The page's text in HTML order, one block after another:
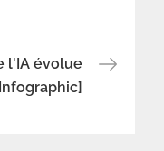
l'IA évolue